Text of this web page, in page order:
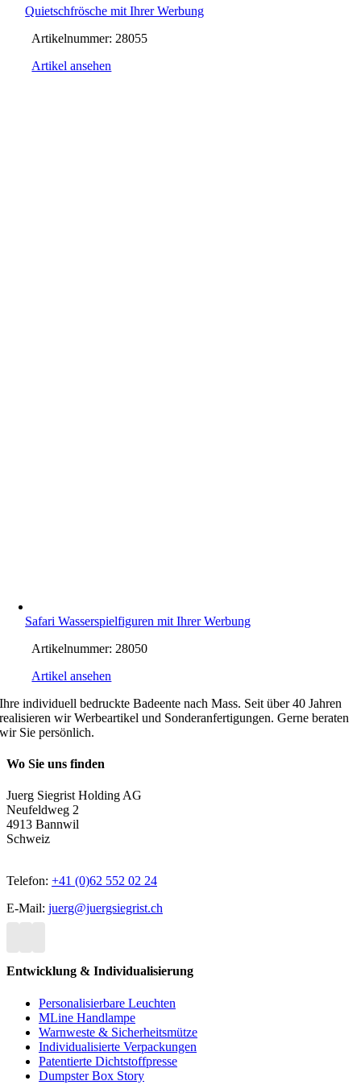
Quietschfrösche mit Ihrer Werbung
Artikelnummer: 28055
Artikel ansehen
Safari Wasserspielfiguren mit Ihrer Werbung
Artikelnummer: 28050
Artikel ansehen
Ihre individuell bedruckte Badeente nach Mass. Seit über 40 Jahren
realisieren wir Werbeartikel und Sonderanfertigungen. Gerne beraten
wir Sie persönlich.
Wo Sie uns finden
Juerg Siegrist Holding AG
Neufeldweg 2
4913 Bannwil
Schweiz
Telefon: +41 (0)62 552 02 24
E-Mail: juerg@juergsiegrist.ch
Entwicklung & Individualisierung
Personalisierbare Leuchten
MLine Handlampe
Warnweste & Sicherheitsmütze
Individualisierte Verpackungen
Patentierte Dichtstoffpresse
Dumpster Box Story